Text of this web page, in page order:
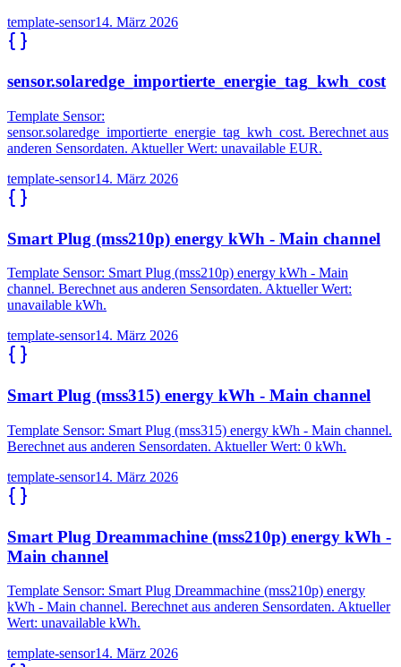
template-sensor14. März 2026
sensor.solaredge_importierte_energie_tag_kwh_cost
Template Sensor:
sensor.solaredge_importierte_energie_tag_kwh_cost. Berechnet aus
anderen Sensordaten. Aktueller Wert: unavailable EUR.
template-sensor14. März 2026
Smart Plug (mss210p) energy kWh - Main channel
Template Sensor: Smart Plug (mss210p) energy kWh - Main
channel. Berechnet aus anderen Sensordaten. Aktueller Wert:
unavailable kWh.
template-sensor14. März 2026
Smart Plug (mss315) energy kWh - Main channel
Template Sensor: Smart Plug (mss315) energy kWh - Main channel.
Berechnet aus anderen Sensordaten. Aktueller Wert: 0 kWh.
template-sensor14. März 2026
Smart Plug Dreammachine (mss210p) energy kWh -
Main channel
Template Sensor: Smart Plug Dreammachine (mss210p) energy
kWh - Main channel. Berechnet aus anderen Sensordaten. Aktueller
Wert: unavailable kWh.
template-sensor14. März 2026